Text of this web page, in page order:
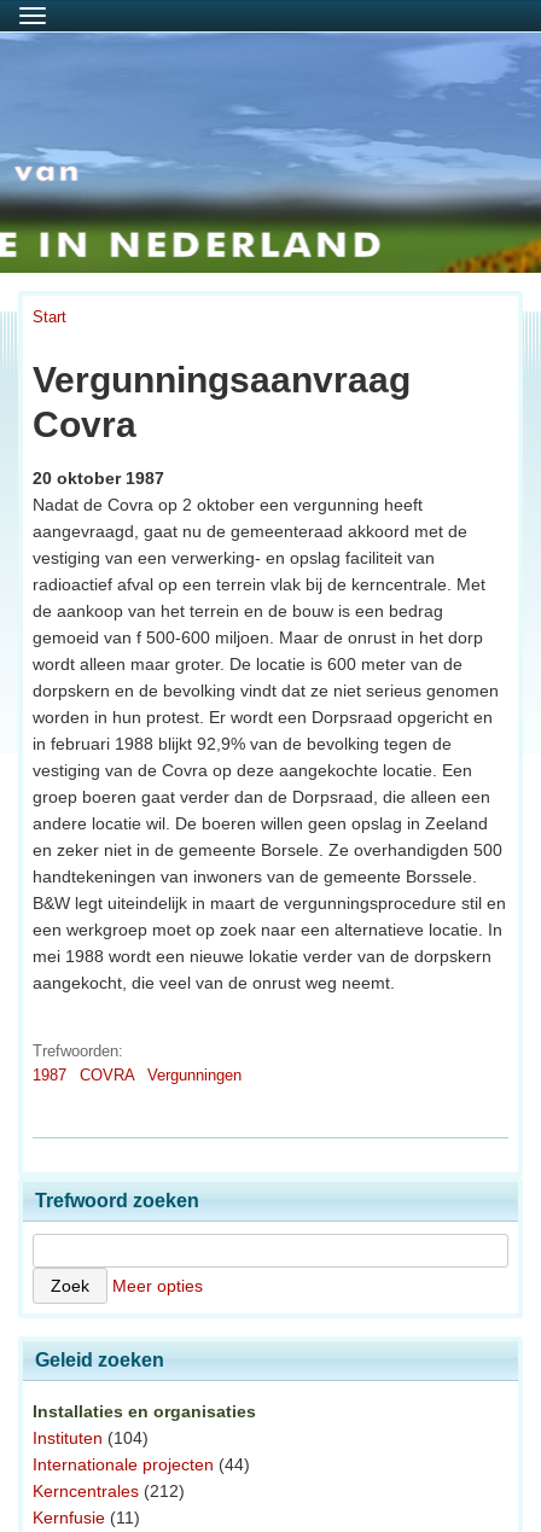
Menu
Start
Vergunningsaanvraag
Covra
20 oktober 1987
Nadat de Covra op 2 oktober een vergunning heeft
aangevraagd, gaat nu de gemeenteraad akkoord met de
vestiging van een verwerking- en opslag faciliteit van
radioactief afval op een terrein vlak bij de kerncentrale. Met
de aankoop van het terrein en de bouw is een bedrag
gemoeid van f 500-600 miljoen. Maar de onrust in het dorp
wordt alleen maar groter. De locatie is 600 meter van de
dorpskern en de bevolking vindt dat ze niet serieus genomen
worden in hun protest. Er wordt een Dorpsraad opgericht en
in februari 1988 blijkt 92,9% van de bevolking tegen de
vestiging van de Covra op deze aangekochte locatie. Een
groep boeren gaat verder dan de Dorpsraad, die alleen een
andere locatie wil. De boeren willen geen opslag in Zeeland
en zeker niet in de gemeente Borsele. Ze overhandigden 500
handtekeningen van inwoners van de gemeente Borssele.
B&W legt uiteindelijk in maart de vergunningsprocedure stil en
een werkgroep moet op zoek naar een alternatieve locatie. In
mei 1988 wordt een nieuwe lokatie verder van de dorpskern
aangekocht, die veel van de onrust weg neemt.
Trefwoorden:
1987
COVRA Vergunningen
Trefwoord zoeken
Meer opties
Geleid zoeken
Installaties en organisaties
Instituten (104)
Internationale projecten (44)
Kerncentrales (212)
Kernfusie (11)